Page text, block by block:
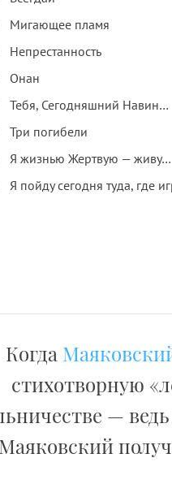
Мигающее пламя
Непрестанность
Онан
Тебя, Сегодняшний Навин…
Три погибели
Я жизнью Жертвую — живу…
Я пойду сегодня туда, где
Когда
стихотворную
—